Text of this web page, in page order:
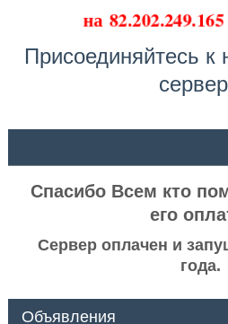
на
Присоединяйтесь
Спасибо Всем кто
его
Сервер оплачен и
года.
Объявления